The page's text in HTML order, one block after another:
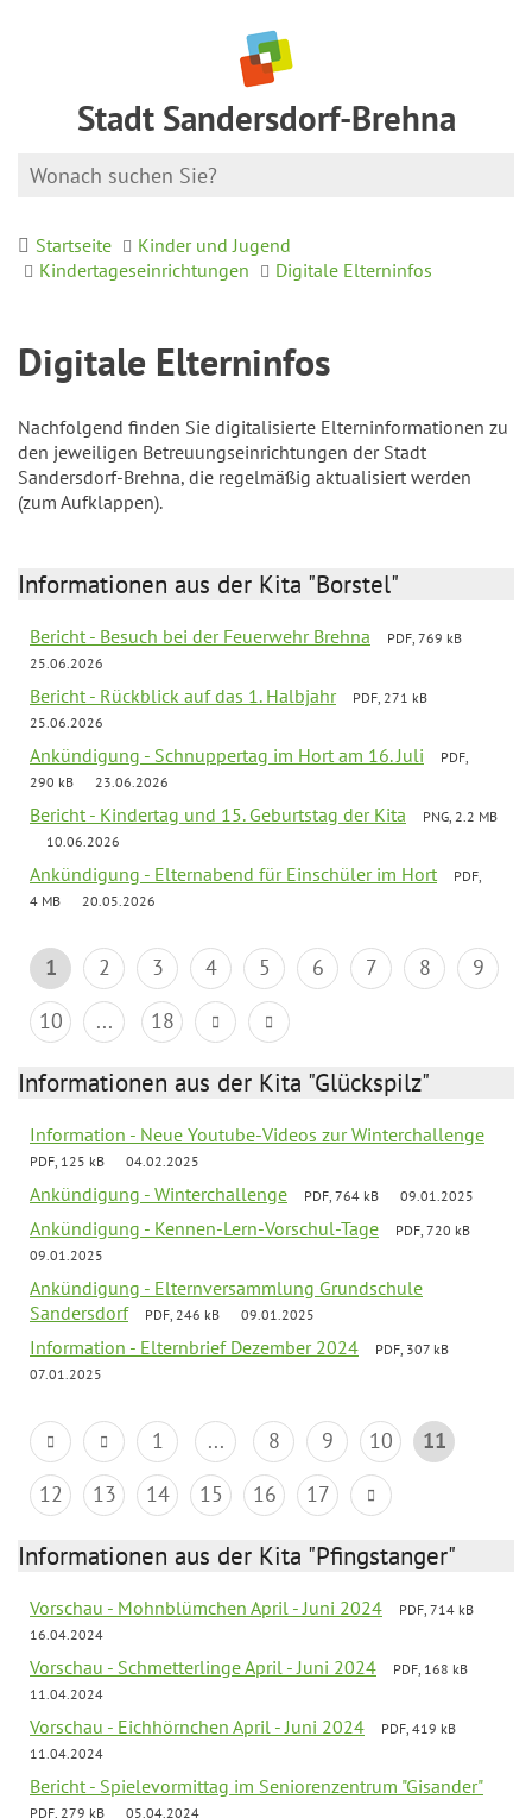
Stadt Sandersdorf-Brehna
Startseite
Kinder und Jugend
Kindertageseinrichtungen
Digitale Elterninfos
Digitale Elterninfos
Nachfolgend finden Sie digitalisierte Elterninformationen zu
den jeweiligen Betreuungseinrichtungen der Stadt
Sandersdorf-Brehna, die regelmäßig aktualisiert werden
(zum Aufklappen).
Informationen aus der Kita "Borstel"
Bericht - Besuch bei der Feuerwehr Brehna
PDF, 769 kB
25.06.2026
Bericht - Rückblick auf das 1. Halbjahr
PDF, 271 kB
25.06.2026
Ankündigung - Schnuppertag im Hort am 16. Juli
PDF,
290 kB
23.06.2026
Bericht - Kindertag und 15. Geburtstag der Kita
PNG, 2.2 MB
10.06.2026
Ankündigung - Elternabend für Einschüler im Hort
PDF,
4 MB
20.05.2026
1 2 3 4 5 6 7 8
9
10
... 18
Informationen aus der Kita "Glückspilz"
Information - Neue Youtube-Videos zur Winterchallenge
PDF, 125 kB 04.02.2025
Ankündigung - Winterchallenge PDF, 764 kB 09.01.2025
Ankündigung - Kennen-Lern-Vorschul-Tage
PDF, 720 kB
09.01.2025
Ankündigung - Elternversammlung Grundschule
Sandersdorf
PDF, 246 kB 09.01.2025
Information - Elternbrief Dezember 2024
PDF, 307 kB
07.01.2025
1 ... 8 9 10
11
12
13 14 15 16 17
Informationen aus der Kita "Pfingstanger"
Vorschau - Mohnblümchen April - Juni 2024
PDF, 714 kB
16.04.2024
Vorschau - Schmetterlinge April - Juni 2024
PDF, 168 kB
11.04.2024
Vorschau - Eichhörnchen April - Juni 2024
PDF, 419 kB
11.04.2024
Bericht - Spielevormittag im Seniorenzentrum "Gisander"
PDF, 279 kB 05.04.2024